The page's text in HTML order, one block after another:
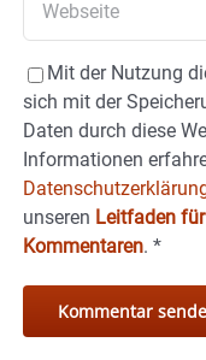
Mit der Nutzung
sich mit der
Daten durch diese
Informationen
unseren Leitfaden
Kommentaren. *